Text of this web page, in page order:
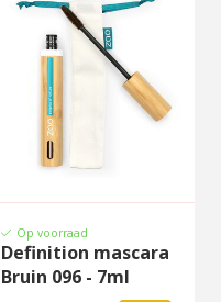
Op voorraad
Definition mascara
Bruin 096 - 7ml